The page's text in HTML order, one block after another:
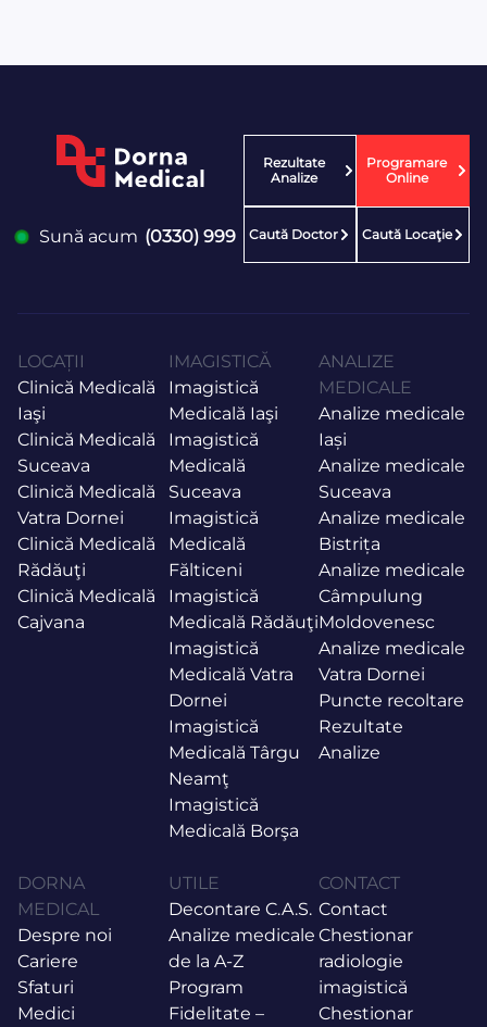
Sună acum (0330) 999
Rezultate
Analize
Programare
Online
Caută Doctor Caută Locaţie
LOCAȚII
Clinică Medicală
Iaşi
Clinică Medicală
Suceava
Clinică Medicală
Vatra Dornei
Clinică Medicală
Rădăuţi
Clinică Medicală
Cajvana
IMAGISTICĂ
Imagistică
Medicală Iaşi
Imagistică
Medicală
Suceava
Imagistică
Medicală
Fălticeni
Imagistică
Medicală Rădăuţi
Imagistică
Medicală Vatra
Dornei
Imagistică
Medicală Târgu
Neamţ
Imagistică
Medicală Borşa
ANALIZE
MEDICALE
Analize medicale
Iași
Analize medicale
Suceava
Analize medicale
Bistrița
Analize medicale
Câmpulung
Moldovenesc
Analize medicale
Vatra Dornei
Puncte recoltare
Rezultate
Analize
DORNA
MEDICAL
Despre noi
Cariere
Sfaturi
Medici
UTILE
Decontare C.A.S.
Analize medicale
de la A-Z
Program
Fidelitate –
CONTACT
Contact
Chestionar
radiologie
imagistică
Chestionar